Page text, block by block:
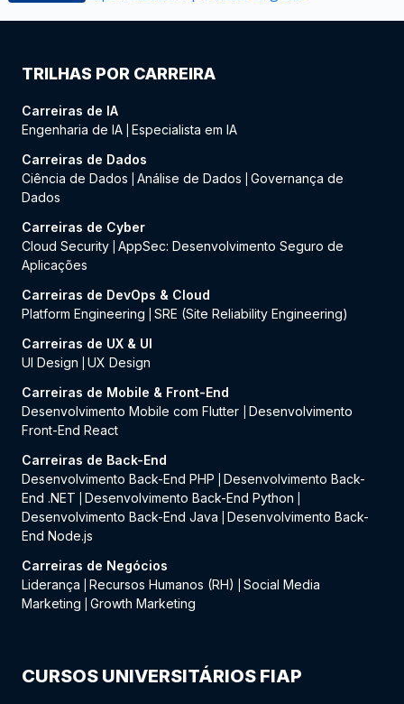
TRILHAS POR CARREIRA
Carreiras de IA
Engenharia de IA Especialista em IA
Carreiras de Dados
Ciência de Dados
Análise de Dados
Governança de
Dados
Carreiras de Cyber
Cloud Security AppSec: Desenvolvimento Seguro de
Aplicações
Carreiras de DevOps & Cloud
Platform Engineering
SRE (Site Reliability Engineering)
Carreiras de UX & UI
UI Design
UX Design
Carreiras de Mobile & Front-End
Desenvolvimento Mobile com Flutter
Desenvolvimento
Front-End React
Carreiras de Back-End
Desenvolvimento Back-End PHP
Desenvolvimento Back-
End .NET
Desenvolvimento Back-End Python
Desenvolvimento Back-End Java
Desenvolvimento Back-
End Node.js
Carreiras de Negócios
Liderança
Recursos Humanos (RH)
Social Media
Marketing
Growth Marketing
CURSOS UNIVERSITÁRIOS FIAP